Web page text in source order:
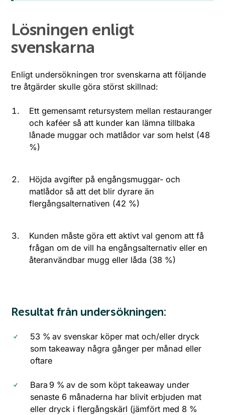
Lösningen enligt
svenskarna
Enligt undersökningen tror svenskarna att följande
tre åtgärder skulle göra störst skillnad:
Ett gemensamt retursystem mellan restauranger
och kaféer så att kunder kan lämna tillbaka
lånade muggar och matlådor var som helst (48
%)
Höjda avgifter på engångsmuggar- och
matlådor så att det blir dyrare än
flergångsalternativen (42 %)
Kunden måste göra ett aktivt val genom att få
frågan om de vill ha engångsalternativ eller en
återanvändbar mugg eller låda (38 %)
Resultat från undersökningen:
53 % av svenskar köper mat och/eller dryck
som takeaway några gånger per månad eller
oftare
Bara 9 % av de som köpt takeaway under
senaste 6 månaderna har blivit erbjuden mat
eller dryck i flergångskärl (jämfört med 8 %